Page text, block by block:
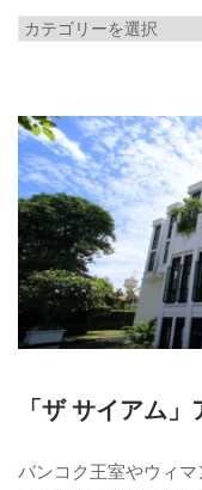
カ
リ
ー
「ザ サイアム
バンコク王室やウィ